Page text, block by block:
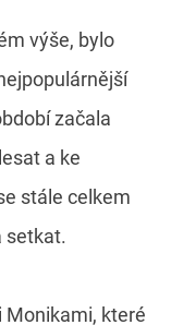
výše, bylo
začala
a ke
stále celkem
setkat.
které